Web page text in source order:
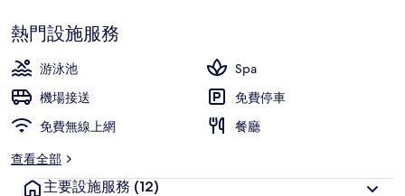
熱門設施服務
游泳池
Spa
機場接送
免費停車
免費無線上網
餐廳
查看全部
主要設施服務 (12)